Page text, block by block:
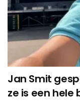
Jan Smit
ze is een hele